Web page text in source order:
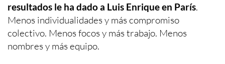
resultados le ha dado a Luis Enrique en París.
Menos individualidades y más compromiso
colectivo. Menos focos y más trabajo. Menos
nombres y más equipo.